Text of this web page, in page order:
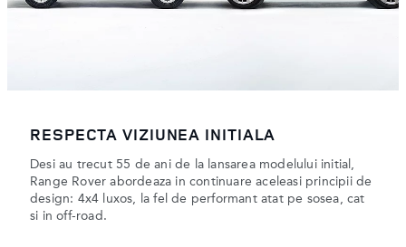
RESPECTA VIZIUNEA INITIALA
Desi au trecut 55 de ani de la lansarea modelului initial,
Range Rover abordeaza in continuare aceleasi principii de
design: 4x4 luxos, la fel de performant atat pe sosea, cat
si in off-road.